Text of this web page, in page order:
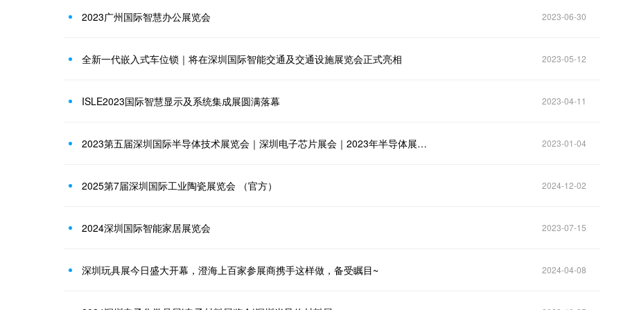
2023广州国际智慧办公展览会 2023-06-30
全新一代嵌入式车位锁｜将在深圳国际智能交通及交通设施展览会正式亮相 2023-05-12
ISLE2023国际智慧显示及系统集成展圆满落幕 2023-04-11
2023第五届深圳国际半导体技术展览会｜深圳电子芯片展会｜2023年半导体展会参展报名 2023-01-04
2025第7届深圳国际工业陶瓷展览会 （官方） 2024-12-02
2024深圳国际智能家居展览会 2023-07-15
深圳玩具展今日盛大开幕，澄海上百家参展商携手这样做，备受瞩目~ 2024-04-08